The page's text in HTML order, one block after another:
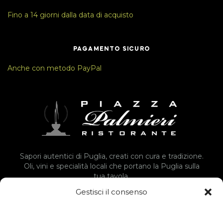
Gestisci il consenso
Fino a 14 giorni dalla data di acquisto
PAGAMENTO SICURO
Anche con metodo PayPal
Sapori autentici di Puglia, creati con cura e tradizione.
Oli, vini e specialità locali che portano la Puglia sulla
tua tavola.
Vai Allo Shop